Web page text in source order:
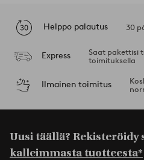
Helppo palautus 30
Express
Saat pakettisi
toimituksella
Ilmainen toimitus
Uusi täällä? Rekisteröidy
kalleimmasta tuotteesta*